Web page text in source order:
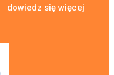
dowiedz się więcej